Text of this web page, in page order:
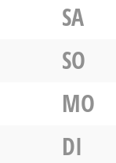
SA
SO
MO
DI